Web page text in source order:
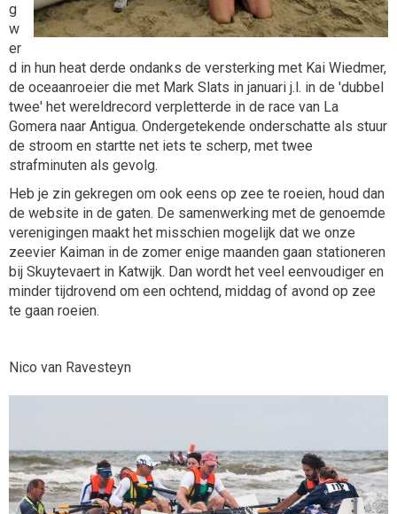
g
w
er
d in hun heat derde ondanks de versterking met Kai Wiedmer,
de oceaanroeier die met Mark Slats in januari j.l. in de 'dubbel
twee' het wereldrecord verpletterde in de race van La
Gomera naar Antigua. Ondergetekende onderschatte als stuur
de stroom en startte net iets te scherp, met twee
strafminuten als gevolg.
Heb je zin gekregen om ook eens op zee te roeien, houd dan
de website in de gaten. De samenwerking met de genoemde
verenigingen maakt het misschien mogelijk dat we onze
zeevier Kaiman in de zomer enige maanden gaan stationeren
bij Skuytevaert in Katwijk. Dan wordt het veel eenvoudiger en
minder tijdrovend om een ochtend, middag of avond op zee
te gaan roeien.
Nico van Ravesteyn